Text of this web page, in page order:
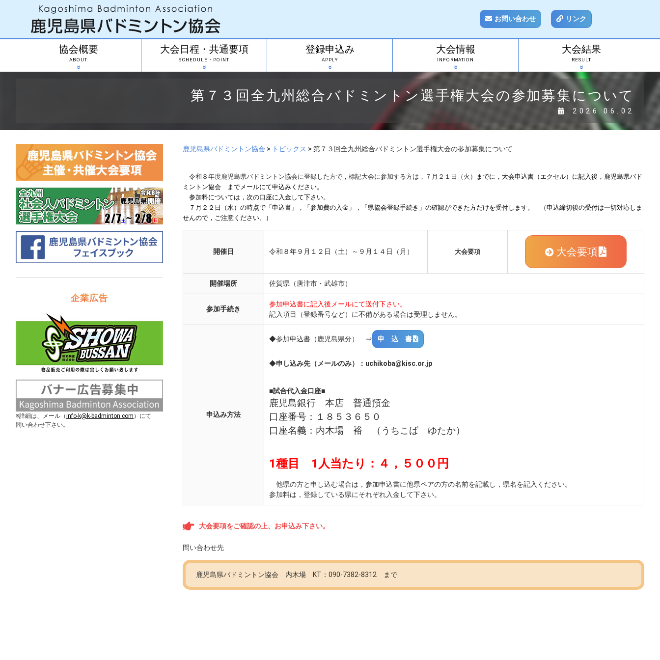
お問い合わせ リンク
協会概要
ABOUT
大会日程・共通要項
SCHEDULE・POINT
登録申込み
APPLY
大会情報
INFORMATION
大会結果
RESULT
第７３回全九州総合バドミントン選手権大会の参加募集について
2026.06.02
鹿児島県バドミントン協会 > トピックス > 第７３回全九州総合バドミントン選手権大会の参加募集について
令和８年度鹿児島県バドミントン協会に登録した方で，標記大会に参加する方は，７月２１ 日 （火）
までに，大会申込書（エクセル）に記入後，鹿児島県バド
ミントン協会 までメールにて申込みください。
参加料については，次の口座に入金して下さい。
７月２２日（水）の時点で「申込書」，「参加費の入金」，「県協会登録手続き」の確認ができた方だけを受付します。 （申込締切後の受付は一切対応しま
せんので，ご注意ください。）
開催日 令和８年９月１２日（土）～９月１４日（月） 大会要項 大会要項
開催場所 佐賀県（唐津市・武雄市）
参加手続き
参加申込書に記入後メールにて送付下さい。
記入項目（登録番号など）に不備がある場合は受理しません。
申込み方法
◆参加申込書（鹿児島県分） ⇒ 申 込 書
◆申し込み先（メールのみ） ：uchikoba@kisc.or.jp
■試合代入金口座■
鹿児島銀行 本店 普通預金
口座番号：１８５３６５０
口座名義：内木場 裕 （うちこば ゆたか）
1種目 1人当たり：４，５００円
他県の方と申し込む場合は，参加申込書に他県ペアの方の名前を記載し，県名を記入ください。
参加料は，登録している県にそれぞれ入金して下さい。
大会要項をご確認の上、お申込み下さい。
問い合わせ先
鹿児島県バドミントン協会 内木場 KT：090-7382-8312 まで
企業広告
※詳細は、メール（info-k@k-badminton.com ）にて
問い合わせ下さい。